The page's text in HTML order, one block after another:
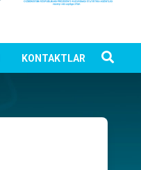
KONTAKTLAR